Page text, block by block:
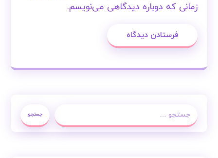
زمانی که دوباره دیدگاهی می‌نویسم.
فرستادن دیدگاه
جستجو